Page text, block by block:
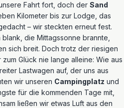
Fahrt fort, doch der Sand
Kilometer bis zur Lodge, das
– wir steckten erneut fest.
die Mittagssonne brannte,
sich breit. Doch trotz der riesigen
Glück nie lange alleine: Wie aus
Lastwagen auf, der uns aus
wir unseren Campingplatz und
für die kommenden Tage mit,
ließen wir etwas Luft aus den